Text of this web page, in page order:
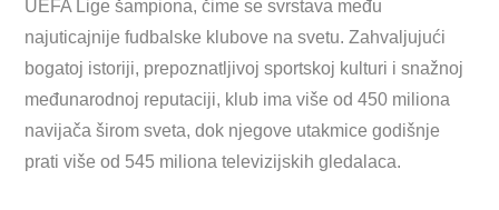
UEFA Lige šampiona, čime se svrstava među
najuticajnije fudbalske klubove na svetu. Zahvaljujući
bogatoj istoriji, prepoznatljivoj sportskoj kulturi i snažnoj
međunarodnoj reputaciji, klub ima više od 450 miliona
navijača širom sveta, dok njegove utakmice godišnje
prati više od 545 miliona televizijskih gledalaca.